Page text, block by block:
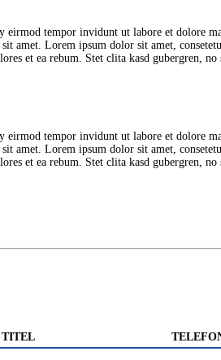
tempor invidunt ut labore et dolore
amet. Lorem ipsum dolor sit amet,
et ea rebum. Stet clita kasd gubergren,
tempor invidunt ut labore et dolore
amet. Lorem ipsum dolor sit amet,
et ea rebum. Stet clita kasd gubergren,
TITEL